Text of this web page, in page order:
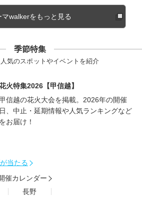
マwalkerをもっと見る
季節特集
気のスポットやイベントを紹介
火特集2026【甲信越】
甲信越の花火大会を掲載。2026年の開催
日、中止・延期情報や人気ランキングなど
をお届け！
当たる
催カレンダー
長野